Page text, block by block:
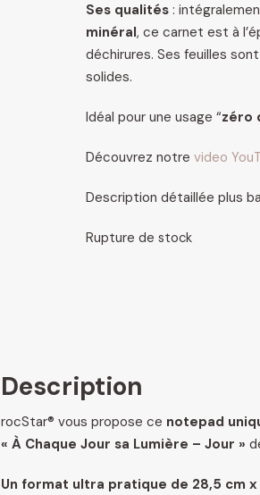
Ses qualités :
minéral, ce carnet est à
déchirures. Ses feuilles
solides.
Idéal pour une usage “zéro
Découvrez notre video
Description détaillée plus
Rupture de stock
Description
rocStar® vous propose ce notepad
« À Chaque Jour sa Lumière – Jour »
Un format ultra pratique de 28,5 cm x